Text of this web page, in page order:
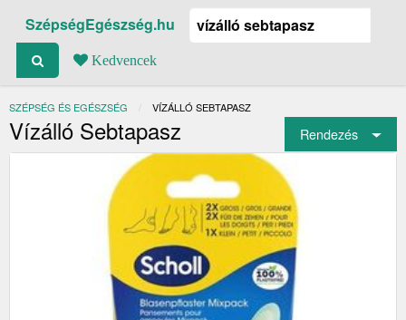
SzépségEgészség.hu
Kedvencek
SZÉPSÉG ÉS EGÉSZSÉG JELENLEGI:
VÍZÁLLÓ SEBTAPASZ
Vízálló Sebtapasz Rendezés